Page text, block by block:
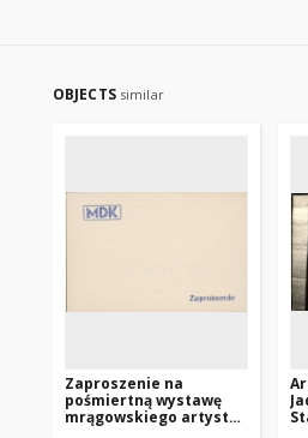
OBJECTS similar
Zaproszenie na
pośmiertną wystawę
mrągowskiego artysty